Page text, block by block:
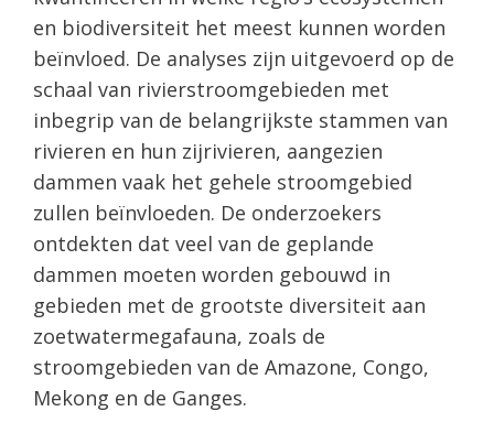
en biodiversiteit het meest kunnen worden
beïnvloed. De analyses zijn uitgevoerd op de
schaal van rivierstroomgebieden met
inbegrip van de belangrijkste stammen van
rivieren en hun zijrivieren, aangezien
dammen vaak het gehele stroomgebied
zullen beïnvloeden. De onderzoekers
ontdekten dat veel van de geplande
dammen moeten worden gebouwd in
gebieden met de grootste diversiteit aan
zoetwatermegafauna, zoals de
stroomgebieden van de Amazone, Congo,
Mekong en de Ganges.